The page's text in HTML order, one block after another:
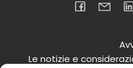
Le notizie e